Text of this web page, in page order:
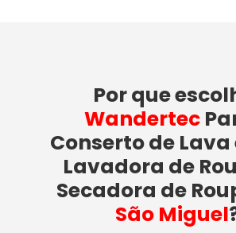
Por que
Wandertec
Conserto de Lava
Lavadora de
Secadora de
São Miguel